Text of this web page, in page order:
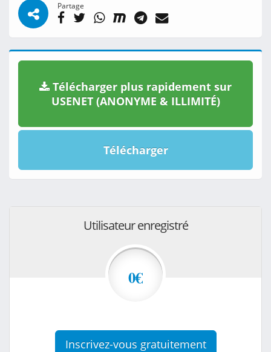
Partage
Télécharger plus rapidement sur
USENET (ANONYME & ILLIMITÉ)
Télécharger
Utilisateur enregistré
0€
Inscrivez-vous gratuitement